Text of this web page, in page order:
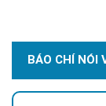
BÁO CHÍ NÓI